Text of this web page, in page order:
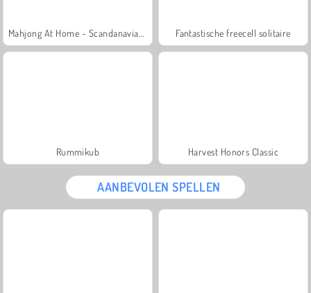
Fantastische freecell solitaire
Rummikub Harvest Honors Classic
AANBEVOLEN SPELLEN